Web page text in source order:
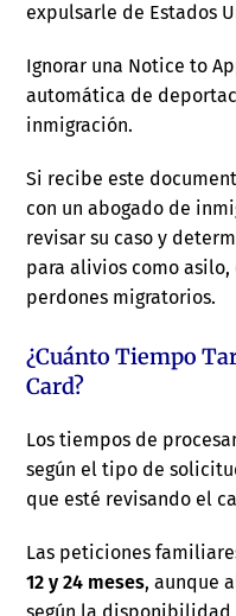
expulsarle de Estados
Ignorar una Notice to
automática de
inmigración.
Si recibe este
con un abogado de
revisar su caso y
para alivios como
perdones migratorios.
¿Cuánto Tiempo
Card?
Los tiempos de
según el tipo de
que esté revisando el
Las peticiones
12 y 24 meses, aunque